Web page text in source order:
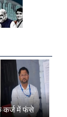
कर्ज में फंसे